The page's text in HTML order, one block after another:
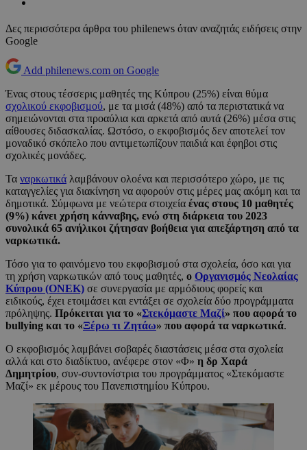
Δες περισσότερα άρθρα του philenews όταν αναζητάς ειδήσεις στην
Google
Add philenews.com on Google
Ένας στους τέσσερις μαθητές της Κύπρου (25%) είναι θύμα
σχολικού εκφοβισμού, με τα μισά (48%) από τα περιστατικά να
σημειώνονται στα προαύλια και αρκετά από αυτά (26%) μέσα στις
αίθουσες διδασκαλίας. Ωστόσο, ο εκφοβισμός δεν αποτελεί τον
μοναδικό σκόπελο που αντιμετωπίζουν παιδιά και έφηβοι στις
σχολικές μονάδες.
Τα ναρκωτικά λαμβάνουν ολοένα και περισσότερο χώρο, με τις
καταγγελίες για διακίνηση να αφορούν στις μέρες μας ακόμη και τα
δημοτικά. Σύμφωνα με νεώτερα στοιχεία ένας στους 10 μαθητές
(9%) κάνει χρήση κάνναβης, ενώ στη διάρκεια του 2023
συνολικά 65 ανήλικοι ζήτησαν βοήθεια για απεξάρτηση από τα
ναρκωτικά.
Τόσο για το φαινόμενο του εκφοβισμού στα σχολεία, όσο και για
τη χρήση ναρκωτικών από τους μαθητές, ο Οργανισμός Νεολαίας
Κύπρου (ΟΝΕΚ) σε συνεργασία με αρμόδιους φορείς και
ειδικούς, έχει ετοιμάσει και εντάξει σε σχολεία δύο προγράμματα
πρόληψης. Πρόκειται για το «Στεκόμαστε Μαζί» που αφορά το
bullying και το «Ξέρω τι Ζητάω» που αφορά τα ναρκωτικά.
Ο εκφοβισμός λαμβάνει σοβαρές διαστάσεις μέσα στα σχολεία
αλλά και στο διαδίκτυο, ανέφερε στον «Φ» η δρ Χαρά
Δημητρίου, συν-συντονίστρια του προγράμματος «Στεκόμαστε
Μαζί» εκ μέρους του Πανεπιστημίου Κύπρου.